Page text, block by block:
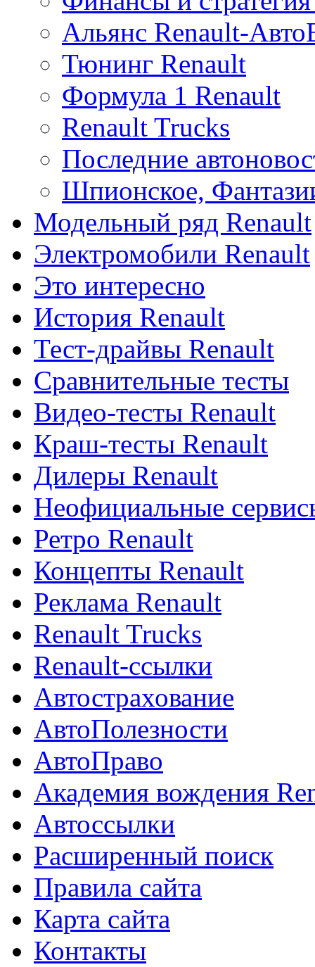
Альянс Renault-
Тюнинг Renault
Формула 1 Renault
Renault Trucks
Последние
Шпионское,
Модельный ряд Renault
Электромобили Renault
Это интересно
История Renault
Тест-драйвы Renault
Сравнительные тесты
Видео-тесты Renault
Краш-тесты Renault
Дилеры Renault
Неофициальные
Ретро Renault
Концепты Renault
Реклама Renault
Renault Trucks
Renault-ссылки
Автострахование
АвтоПолезности
АвтоПраво
Академия вождения
Автоссылки
Расширенный поиск
Правила сайта
Карта сайта
Контакты